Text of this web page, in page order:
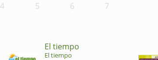
4 5 6 7
El tiempo
El tiempo